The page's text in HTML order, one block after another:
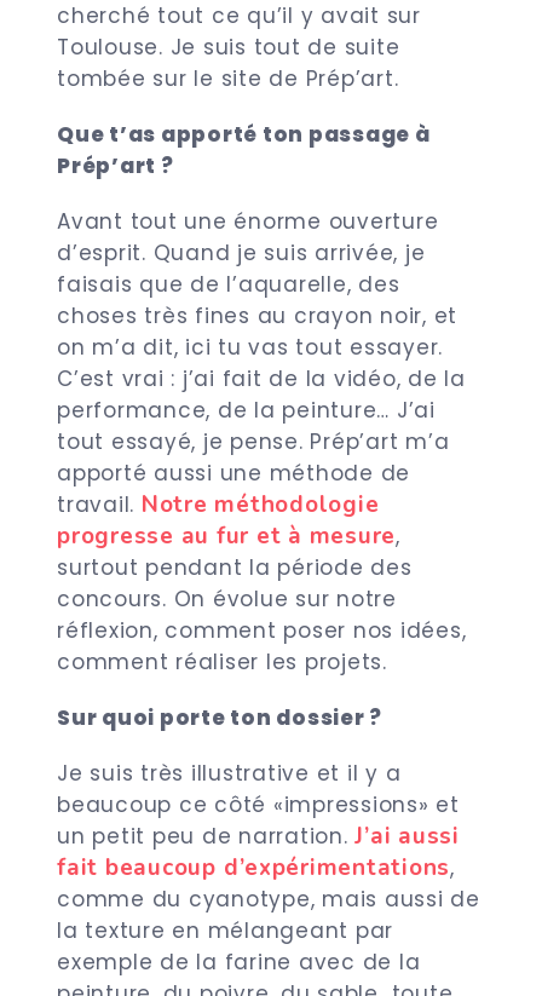
cherché tout ce qu’il y avait sur
Toulouse. Je suis tout de suite
tombée sur le site de Prép’art.
Que t’as apporté ton passage à
Prép’art ?
Avant tout une énorme ouverture
d’esprit. Quand je suis arrivée, je
faisais que de l’aquarelle, des
choses très fines au crayon noir, et
on m’a dit, ici tu vas tout essayer.
C’est vrai : j’ai fait de la vidéo, de la
performance, de la peinture… J’ai
tout essayé, je pense. Prép’art m’a
apporté aussi une méthode de
travail. Notre méthodologie
progresse au fur et à mesure,
surtout pendant la période des
concours. On évolue sur notre
réflexion, comment poser nos idées,
comment réaliser les projets.
Sur quoi porte ton dossier ?
Je suis très illustrative et il y a
beaucoup ce côté «impressions» et
un petit peu de narration.J’ai aussi
fait beaucoup d’expérimentations,
comme du cyanotype, mais aussi de
la texture en mélangeant par
exemple de la farine avec de la